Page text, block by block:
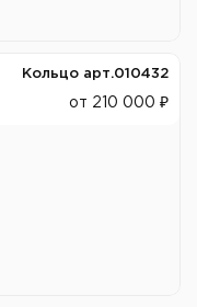
Кольцо арт.010432
от 210 000 ₽